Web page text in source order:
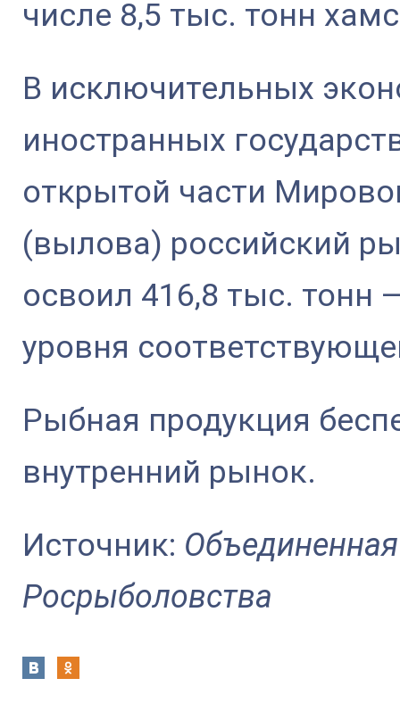
числе 8,5 тыс. тонн
В исключительных
иностранных
открытой части
(вылова) российский
освоил 416,8 тыс. тонн
уровня
Рыбная продукция
внутренний рынок.
Источник:
Росрыболовства